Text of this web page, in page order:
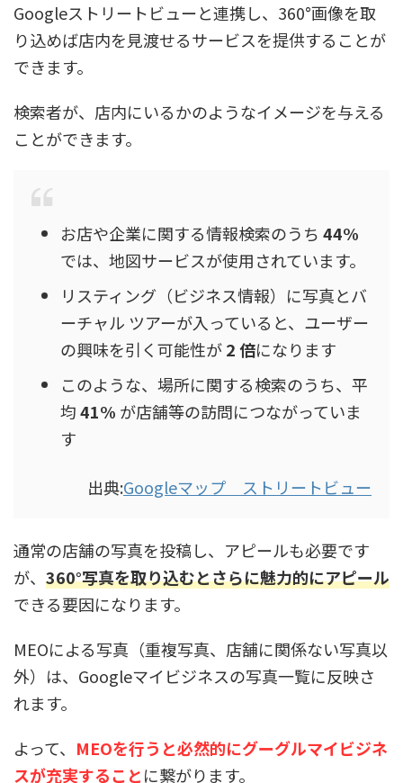
Googleストリートビューと連携し、360°画像を取
り込めば店内を見渡せるサービスを提供することが
できます。
検索者が、店内にいるかのようなイメージを与える
ことができます。
お店や企業に関する情報検索のうち 44%
では、地図サービスが使用されています。
リスティング（ビジネス情報）に写真とバ
ーチャル ツアーが入っていると、ユーザー
の興味を引く可能性が2 倍になります
このような、場所に関する検索のうち、平
均41% が店舗等の訪問につながっていま
す
出典:Googleマップ ストリートビュー
通常の店舗の写真を投稿し、アピールも必要です
が、 360°写真を取り込むとさらに魅力的にアピール
できる要因になります。
MEOによる写真（重複写真、店舗に関係ない写真以
外）は、Googleマイビジネスの写真一覧に反映さ
れます。
よって、 MEOを行うと必然的にグーグルマイビジネ
スが充実することに繋がります。